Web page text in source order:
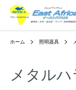
ホーム 照明器具
メタル